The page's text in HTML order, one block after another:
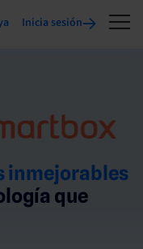
Inicia sesión
inmejorables
que